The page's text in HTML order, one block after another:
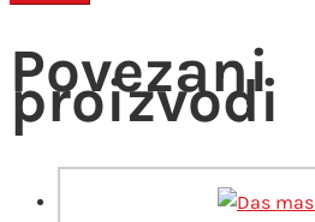
Povezani
proizvodi